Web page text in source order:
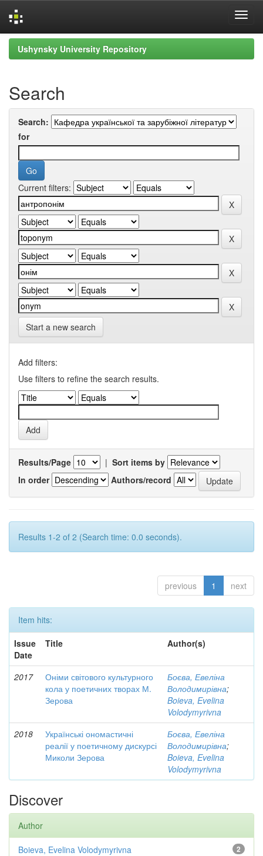
Skip
navigation
Ushynsky University Repository
Search
Search:
for
Current filters:
Start a new search
Add filters:
Use filters to refine the search results.
Results/Page | Sort items by
In order
Authors/record
Results 1-2 of 2 (Search time: 0.0 seconds).
previous 1 next
Item hits:
Issue
Date
Title Author(s)
2017
Оніми світового культурного
кола у поетичних творах М.
Зерова
Боєва, Евеліна
Володимирівна;
Boieva, Evelina
Volodymyrivna
2018
Українські ономастичні
реалії у поетичному дискурсі
Миколи Зерова
Боєва, Евеліна
Володимирівна;
Boieva, Evelina
Volodymyrivna
Discover
Author
2
Boieva, Evelina Volodymyrivna